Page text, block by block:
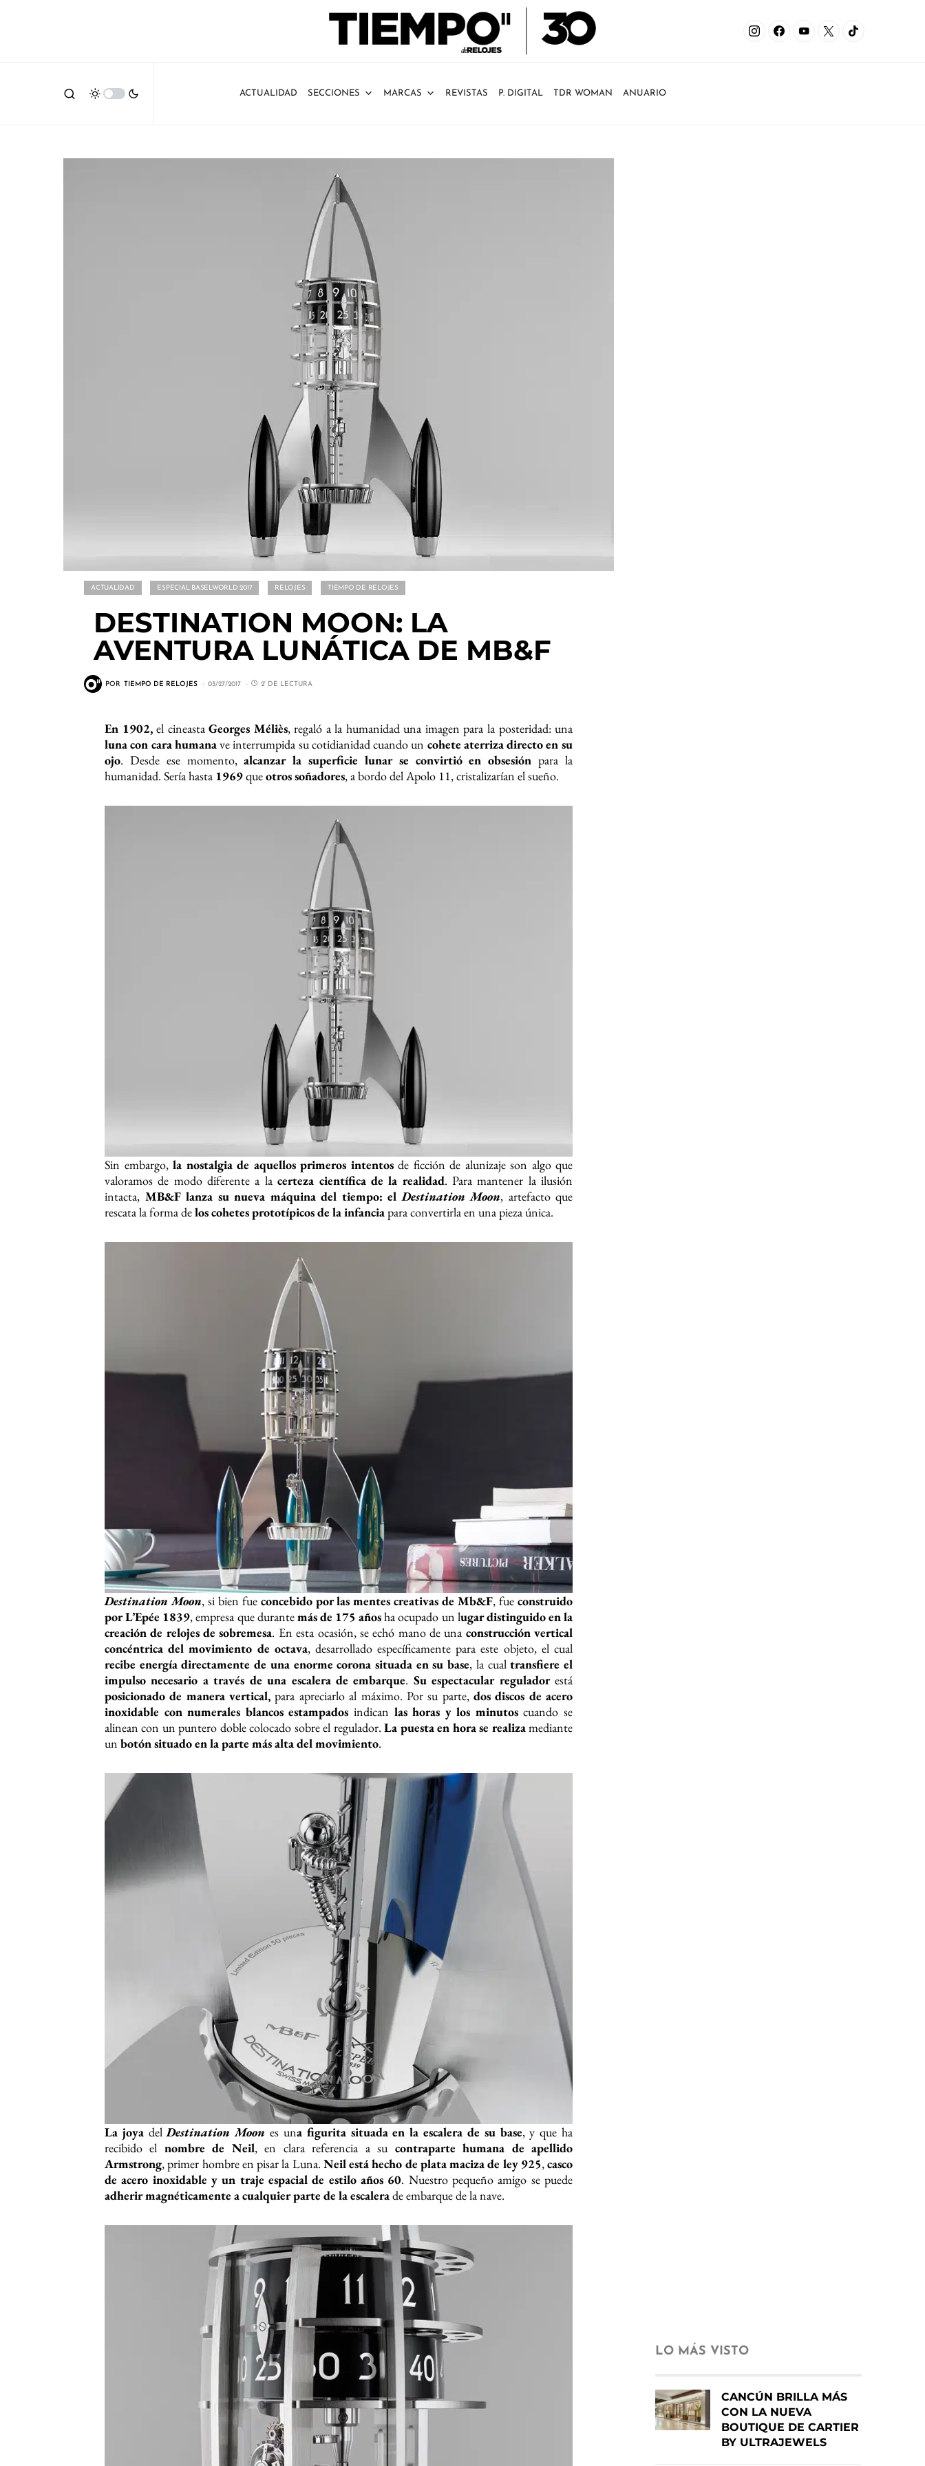
ACTUALIDAD SECCIONES MARCAS REVISTAS P. DIGITAL TDR WOMAN ANUARIO
ACTUALIDAD ESPECIAL BASELWORLD 2017 RELOJES TIEMPO DE RELOJES
DESTINATION MOON: LA
AVENTURA LUNÁTICA DE MB&F
POR TIEMPO DE RELOJES 03/27/2017 2' DE LECTURA
En 1902,el cineastaGeorges Méliès, regaló a la humanidad una imagen para la posteridad: una
luna con cara humanave interrumpida su cotidianidad cuando un cohete aterriza directo en su
ojo. Desde ese momento,alcanzar la superficie lunar se convirtió en obsesión para la
humanidad. Sería hasta 1969queotros soñadores, a bordo del Apolo 11, cristalizarían el sueño.
Sin embargo,la nostalgia de aquellos primeros intentosde ficción de alunizaje son algo que
valoramos de modo diferente a lacerteza científica de la realidad. Para mantener la ilusión
intacta, MB&F lanza su nueva máquina del tiempo: elDestination Moon, artefacto que
rescata la forma delos cohetes prototípicos de la infanciapara convertirla en una pieza única.
Destination Moon, si bien fue concebido por las mentes creativas de Mb&F, fue construido
por L’Epée 1839, empresa que durantemás de 175 añosha ocupado un lugar distinguido en la
creación de relojes de sobremesa. En esta ocasión, se echó mano de una construcción vertical
concéntrica del movimiento de octava, desarrollado específicamente para este objeto, el cual
recibe energía directamente de una enorme corona situada en su base, la cualtransfiere el
impulso necesario a través de una escalera de embarque. Su espectacular reguladorestá
posicionado de manera vertical, para apreciarlo al máximo. Por su parte, dos discos de acero
inoxidable con numerales blancos estampados indican las horas y los minutoscuando se
alinean con un puntero doble colocado sobre el regulador.La puesta en hora se realizamediante
un botón situado en la parte más alta del movimiento.
La joyadelDestination Moon es una figurita situada en la escalera de su base, y que ha
recibido el nombre de Neil, en clara referencia a su contraparte humana de apellido
Armstrong, primer hombre en pisar la Luna. Neil está hecho de plata maciza de ley 925,casco
de acero inoxidable y un traje espacial de estilo años 60. Nuestro pequeño amigo se puede
adherir magnéticamente a cualquier parte de la escalerade embarque de la nave.
LO MÁS VISTO
CANCÚN BRILLA MÁS
CON LA NUEVA
BOUTIQUE DE CARTIER
BY ULTRAJEWELS